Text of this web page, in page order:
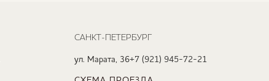
САНКТ-ПЕТЕРБУРГ
ул. Марата, 36+7 (921) 945-72-21